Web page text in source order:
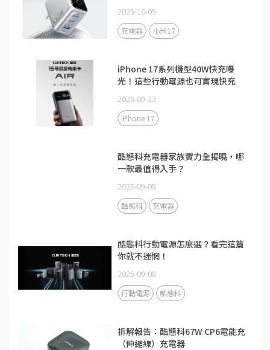
2025-10-09
充電器 小米17
iPhone 17系列機型40W快充曝
光！這些行動電源也可實現快充
2025-09-23
iPhone 17
酷態科充電器家族實力全揭曉，哪
一款最值得入手？
2025-09-08
酷態科 充電器
酷態科行動電源怎麼選？看完這篇
你就不迷惘！
2025-09-08
行動電源 酷態科
拆解報告：酷態科67W CP6電能充
（伸縮線）充電器